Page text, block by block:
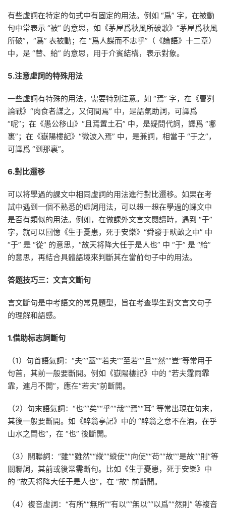
有些虛詞在特定的句式中有固定的用法。例如 “爲” 字，在被動
句中常表示 “被” 的意思，如《茅屋爲秋風所破歌》“茅屋爲秋風
所破”，“爲” 表被動；在 “爲人謀而不忠乎”（《論語》十二章）
中，是 “替、給” 的意思，用于介賓結構，表示對象。
5.注意虛詞的特殊用法
一些虛詞有特殊的用法，需要特别注意。如 “焉” 字，在《曹刿
論戰》“肉食者謀之，又何間焉” 中，是語氣助詞，可譯爲
“呢”；在《愚公移山》“且焉置土石” 中，是疑問代詞，譯爲 “哪
裏”；在《嶽陽樓記》“微波入焉” 中，是兼詞，相當于 “于之”，
可譯爲 “到那裏”。
6.對比遷移
可以将學過的課文中相同虛詞的用法進行對比遷移。如果在考
試中遇到一個不熟悉的虛詞用法，可以想一想在學過的課文中
是否有類似的用法。例如，在做課外文言文閱讀時，遇到 “于”
字，就可以回憶《生于憂患，死于安樂》“舜發于畎畝之中” 中
“于” 是 “從” 的意思，“故天将降大任于是人也” 中 “于” 是 “給”
的意思，再結合具體語境來判斷其在當前句子中的用法。
答題技巧三：文言文斷句
言文斷句是中考語文的常見題型，旨在考查學生對文言文句子
的理解和語感。
1.借助标志詞斷句
（1）句首語氣詞：“夫”“蓋”“若夫”“至若”“且”“然”“豈”等常用于
句首，其前一般要斷開。例如《嶽陽樓記》中的 “若夫霪雨霏
霏，連月不開”，應在“若夫”前斷開。
（2）句末語氣詞：“也”“矣”“乎”“哉”“焉”“耳” 等常出現在句末，
其後一般要斷開。如《醉翁亭記》中的 “醉翁之意不在酒，在乎
山水之間也”，在 “也” 後斷開。
（3）關聯詞：“雖”“雖然”“縱”“縱使”“向使”“苟”“故”“是故”“則”等
關聯詞，其前或後常需斷句。比如《生于憂患，死于安樂》中
的 “故天将降大任于是人也”，在 “故” 前斷開。
（4）複音虛詞：“有所”“無所”“有以”“無以”“以爲”“然則” 等複音